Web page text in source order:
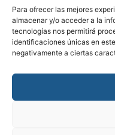
Para ofrecer las mejores
almacenar y/o acceder a la
tecnologías nos permitirá
identificaciones únicas en
negativamente a ciertas